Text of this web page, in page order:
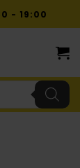
- 19:00